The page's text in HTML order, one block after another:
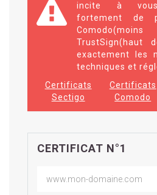
incite à vous
fortement de
TrustSign(haut
exactement les
techniques et
Certificats
Sectigo
Certificats
Comodo
CERTIFICAT N°1